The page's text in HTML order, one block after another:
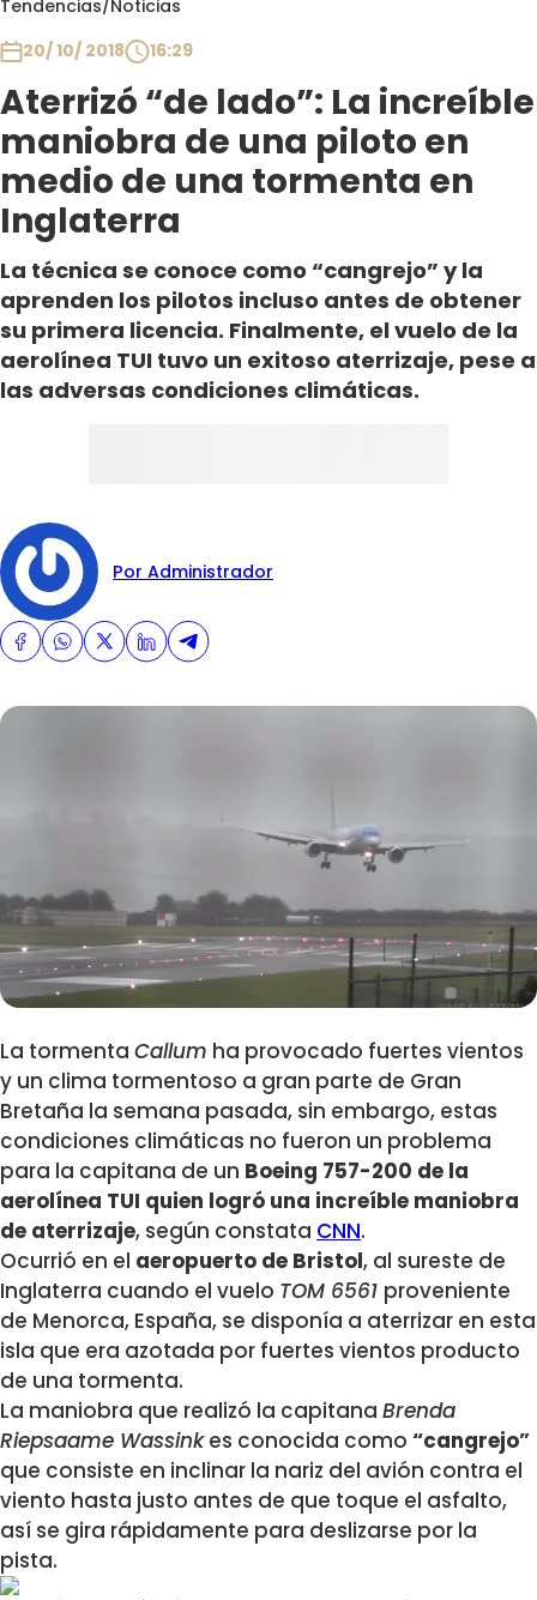
Tendencias/Noticias
20/ 10/ 2018
16:29
Aterrizó “de lado”: La increíble
maniobra de una piloto en
medio de una tormenta en
Inglaterra
La técnica se conoce como “cangrejo” y la
aprenden los pilotos incluso antes de obtener
su primera licencia. Finalmente, el vuelo de la
aerolínea TUI tuvo un exitoso aterrizaje, pese a
las adversas condiciones climáticas.
Por Administrador
La tormenta Callum ha provocado fuertes vientos
y un clima tormentoso a gran parte de Gran
Bretaña la semana pasada, sin embargo, estas
condiciones climáticas no fueron un problema
para la capitana de un Boeing 757-200 de la
aerolínea TUI quien logró una increíble maniobra
de aterrizaje, según constata CNN.
Ocurrió en el aeropuerto de Bristol, al sureste de
Inglaterra cuando el vuelo TOM 6561 proveniente
de Menorca, España, se disponía a aterrizar en esta
isla que era azotada por fuertes vientos producto
de una tormenta.
La maniobra que realizó la capitana Brenda
Riepsaame Wassinkes conocida como “cangrejo”
que consiste en inclinar la nariz del avión contra el
viento hasta justo antes de que toque el asfalto,
así se gira rápidamente para deslizarse por la
pista.
Club De La Comedia
Contigo en Directo
Plan Perfecto
El Tiempo
Sabingo
Todos Los Programas